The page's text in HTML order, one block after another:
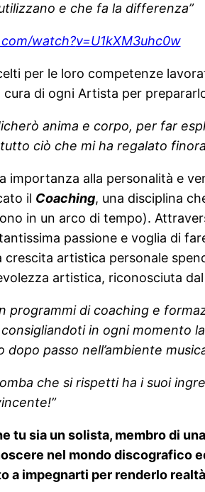
e che fa la differenza”
watch?v=U1kXM3uhc0w
per le loro competenze
di ogni Artista per
anima e corpo, per far
ciò che mi ha regalato
alla personalità e
il Coaching, una disciplina
in un arco di tempo).
passione e voglia di
artistica personale
artistica, riconosciuta
di coaching e
in ogni momento
passo nell’ambiente
che si rispetti ha i suoi
sia un solista, membro di
nel mondo discografico
a impegnarti per renderlo